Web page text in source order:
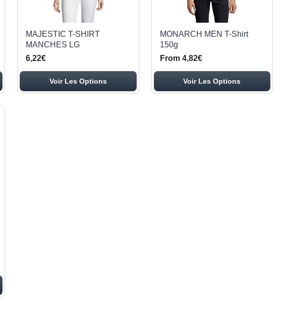
MAJESTIC T-SHIRT
MANCHES LG
6,22€
Voir Les Options
MONARCH MEN T-Shirt
150g
From 4,82€
Voir Les Options